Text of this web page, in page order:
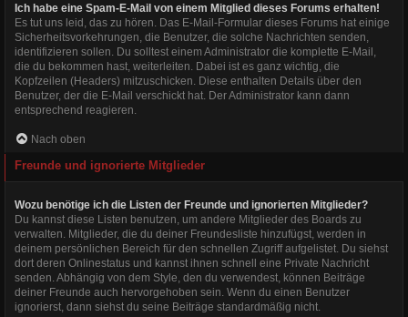
Ich habe eine Spam-E-Mail von einem Mitglied dieses Forums erhalten!
Es tut uns leid, das zu hören. Das E-Mail-Formular dieses Forums hat einige
Sicherheitsvorkehrungen, die Benutzer, die solche Nachrichten senden,
identifizieren sollen. Du solltest einem Administrator die komplette E-Mail,
die du bekommen hast, weiterleiten. Dabei ist es ganz wichtig, die
Kopfzeilen (Headers) mitzuschicken. Diese enthalten Details über den
Benutzer, der die E-Mail verschickt hat. Der Administrator kann dann
entsprechend reagieren.
Nach oben
Freunde und ignorierte Mitglieder
Wozu benötige ich die Listen der Freunde und ignorierten Mitglieder?
Du kannst diese Listen benutzen, um andere Mitglieder des Boards zu
verwalten. Mitglieder, die du deiner Freundesliste hinzufügst, werden in
deinem persönlichen Bereich für den schnellen Zugriff aufgelistet. Du siehst
dort deren Onlinestatus und kannst ihnen schnell eine Private Nachricht
senden. Abhängig von dem Style, den du verwendest, können Beiträge
deiner Freunde auch hervorgehoben sein. Wenn du einen Benutzer
ignorierst, dann siehst du seine Beiträge standardmäßig nicht.